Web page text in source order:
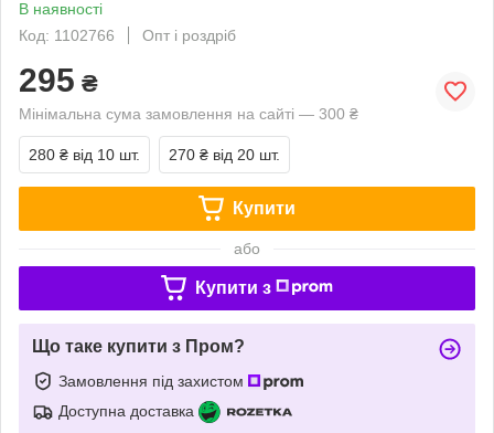
В наявності
Код: 1102766
Опт і роздріб
295 ₴
Мінімальна сума замовлення на сайті — 300 ₴
280 ₴ від 10 шт. 270 ₴ від 20 шт.
Купити
або
Купити з
Що таке купити з Пром?
Замовлення під захистом
Доступна доставка